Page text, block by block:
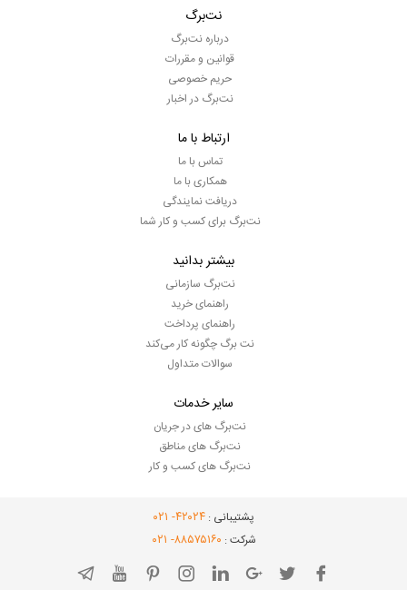
نت‌برگ
درباره نت‌برگ
قوانین و مقررات
حریم خصوصی
نت‌برگ در اخبار
ارتباط با ما
تماس با ما
همکاری با ما
دریافت نمایندگی
نت‌برگ برای کسب و کار شما
بیشتر بدانید
نت‌برگ سازمانی
راهنمای خرید
راهنمای پرداخت
نت برگ چگونه کار می‌کند
سوالات متداول
سایر خدمات
نت‌برگ های در جریان
نت‌برگ های مناطق
نت‌برگ های کسب و کار
پشتیبانی : ۴۲۰۲۴- ۰۲۱
شرکت : ۸۸۵۷۵۱۶۰- ۰۲۱